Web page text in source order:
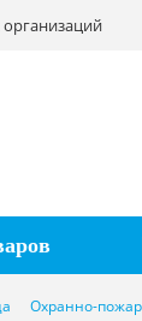
Охранно-